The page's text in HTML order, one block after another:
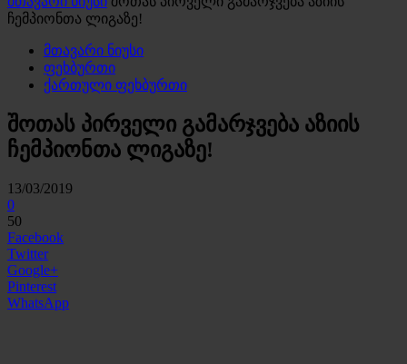
ჩემპიონთა ლიგაზე!
მთავარი ნიუსი
ფეხბურთი
ქართული ფეხბურთი
შოთას პირველი გამარჯვება აზიის
ჩემპიონთა ლიგაზე!
13/03/2019
0
50
Facebook
Twitter
Google+
Pinterest
WhatsApp